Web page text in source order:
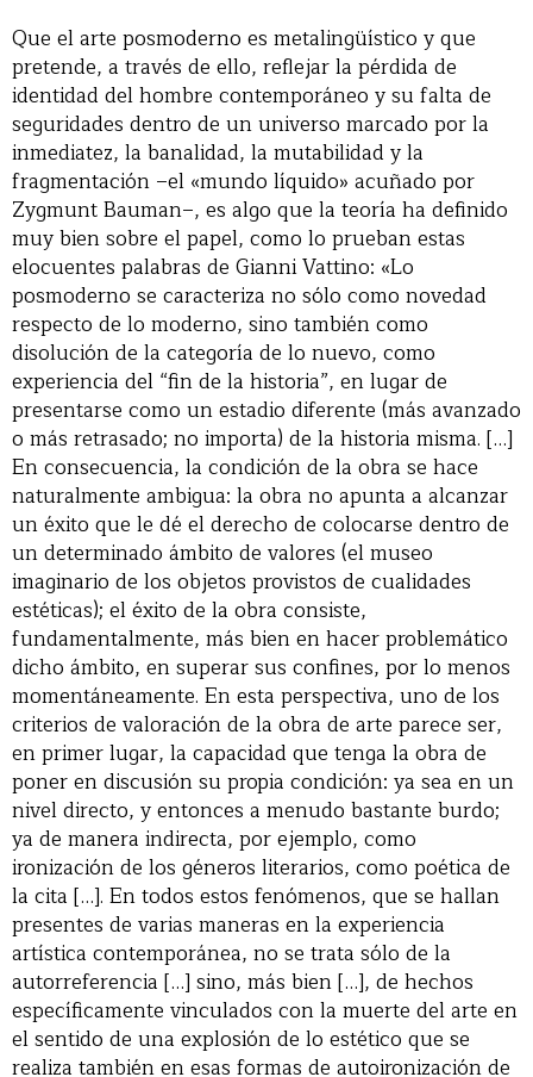
Que el arte posmoderno es metalingüístico y que
pretende, a través de ello, reflejar la pérdida de
identidad del hombre contemporáneo y su falta de
seguridades dentro de un universo marcado por la
inmediatez, la banalidad, la mutabilidad y la
fragmentación –el «mundo líquido» acuñado por
Zygmunt Bauman–, es algo que la teoría ha definido
muy bien sobre el papel, como lo prueban estas
elocuentes palabras de Gianni Vattino: «Lo
posmoderno se caracteriza no sólo como novedad
respecto de lo moderno, sino también como
disolución de la categoría de lo nuevo, como
experiencia del “fin de la historia”, en lugar de
presentarse como un estadio diferente (más avanzado
o más retrasado; no importa) de la historia misma. […]
En consecuencia, la condición de la obra se hace
naturalmente ambigua: la obra no apunta a alcanzar
un éxito que le dé el derecho de colocarse dentro de
un determinado ámbito de valores (el museo
imaginario de los objetos provistos de cualidades
estéticas); el éxito de la obra consiste,
fundamentalmente, más bien en hacer problemático
dicho ámbito, en superar sus confines, por lo menos
momentáneamente. En esta perspectiva, uno de los
criterios de valoración de la obra de arte parece ser,
en primer lugar, la capacidad que tenga la obra de
poner en discusión su propia condición: ya sea en un
nivel directo, y entonces a menudo bastante burdo;
ya de manera indirecta, por ejemplo, como
ironización de los géneros literarios, como poética de
la cita […]. En todos estos fenómenos, que se hallan
presentes de varias maneras en la experiencia
artística contemporánea, no se trata sólo de la
autorreferencia […] sino, más bien […], de hechos
específicamente vinculados con la muerte del arte en
el sentido de una explosión de lo estético que se
realiza también en esas formas de autoironización de